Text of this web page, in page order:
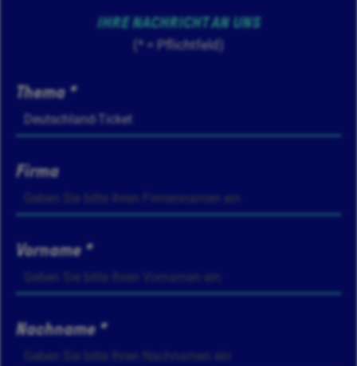
IHRE NACHRICHT AN UNS
(* = Pflichtfeld)
Thema *
Firma
Vorname *
Nachname *